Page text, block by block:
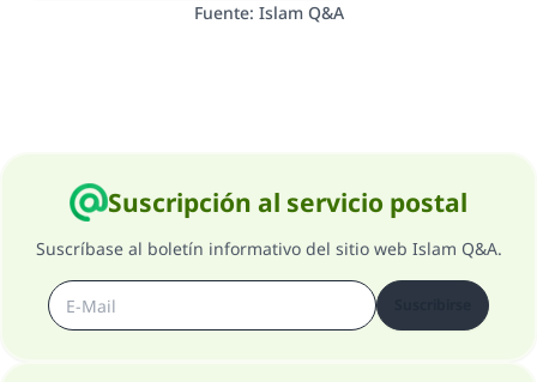
Fuente: Islam Q&A
Suscripción al servicio postal
Suscríbase al boletín informativo del sitio web Islam Q&A.